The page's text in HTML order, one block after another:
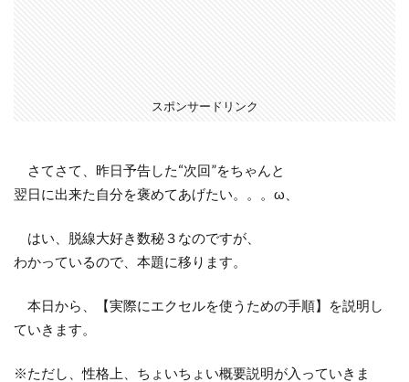
スポンサードリンク
さてさて、昨日予告した“次回”をちゃんと
翌日に出来た自分を褒めてあげたい。。。ω、
はい、脱線大好き数秘３なのですが、
わかっているので、本題に移ります。
本日から、【実際にエクセルを使うための手順】を説明し
ていきます。
※ただし、性格上、ちょいちょい概要説明が入っていきま